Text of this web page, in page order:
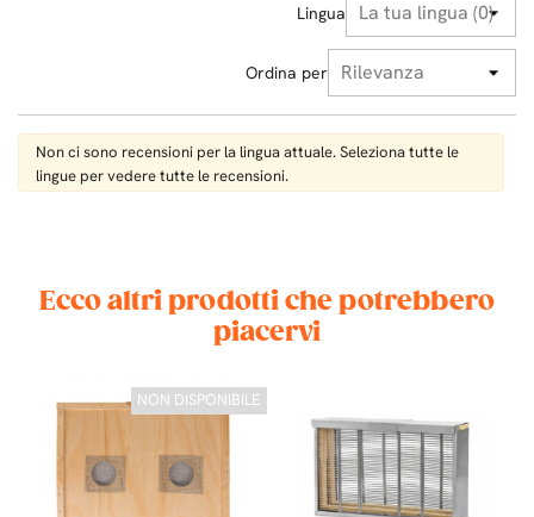
Lingua
Ordina per
Non ci sono recensioni per la lingua attuale. Seleziona tutte le
lingue per vedere tutte le recensioni.
Ecco altri prodotti che potrebbero
piacervi
NON DISPONIBILE